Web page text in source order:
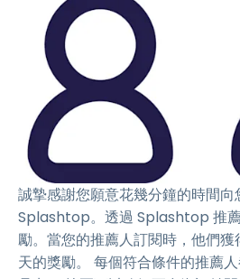
誠摯感謝您願意花幾分鐘的時間
Splashtop。透過 Splashtop 推
勵。當您的推薦人訂閱時，他們
天的獎勵。 每個符合條件的推薦